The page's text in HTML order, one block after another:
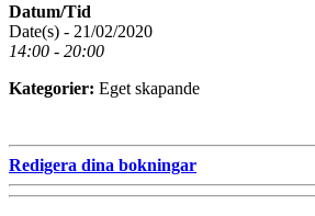
Datum/Tid
Date(s) - 21/02/2020
14:00 - 20:00
Kategorier: Eget skapande
Redigera dina bokningar